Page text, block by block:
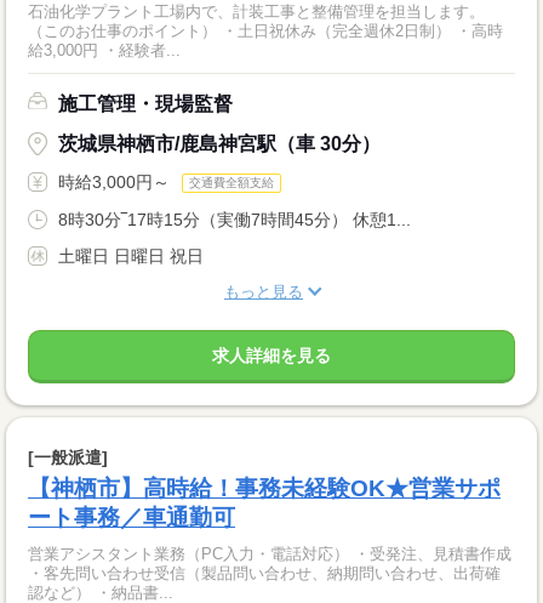
石油化学プラント工場内で、計装工事と整備管理を担当します。
（このお仕事のポイント） ・土日祝休み（完全週休2日制） ・高時
給3,000円 ・経験者...
施工管理・現場監督
茨城県神栖市/鹿島神宮駅（車 30分）
時給3,000円～ 交通費全額支給
8時30分‾17時15分（実働7時間45分） 休憩1...
土曜日 日曜日 祝日
もっと見る
求人詳細を見る
[一般派遣]
【神栖市】高時給！事務未経験OK★営業サポ
ート事務／車通勤可
営業アシスタント業務（PC入力・電話対応） ・受発注、見積書作成
・客先問い合わせ受信（製品問い合わせ、納期問い合わせ、出荷確
認など） ・納品書...